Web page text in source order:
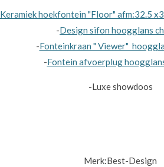
Keramiek hoekfontein "Floor" afm:32.5
-Design sifon hoogglans
-Fonteinkraan " Viewer"
-Fontein afvoerplug
-Luxe showdoos
Merk:Best-Design